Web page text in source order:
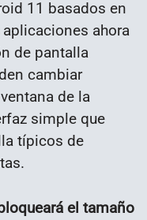
11 basados ​​en
ahora
de pantalla
cambiar
de la
simple que
típicos de
el tamaño